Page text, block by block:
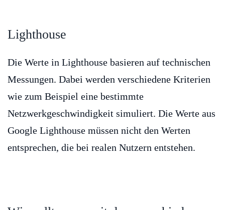
Lighthouse
Die Werte in Lighthouse basieren auf technischen
Messungen. Dabei werden verschiedene Kriterien
wie zum Beispiel eine bestimmte
Netzwerkgeschwindigkeit simuliert. Die Werte aus
Google Lighthouse müssen nicht den Werten
entsprechen, die bei realen Nutzern entstehen.